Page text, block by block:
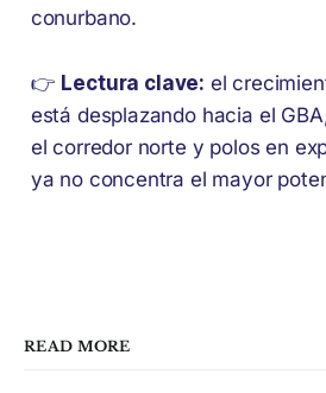
conurbano.
👉 Lectura clave: el
está desplazando hacia el
el corredor norte y polos en
ya no concentra el mayor
READ MORE